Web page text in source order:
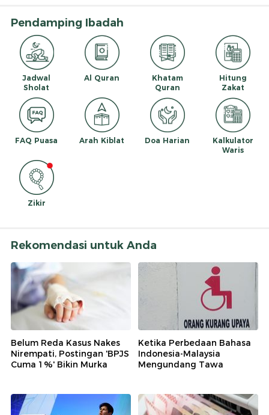
Pendamping Ibadah
Jadwal
Sholat
Al Quran
Khatam
Quran
Hitung
Zakat
FAQ Puasa Arah Kiblat Doa Harian
Kalkulator
Waris
Zikir
Rekomendasi untuk Anda
Belum Reda Kasus Nakes
Nirempati, Postingan 'BPJS
Cuma 1%' Bikin Murka
Ketika Perbedaan Bahasa
Indonesia-Malaysia
Mengundang Tawa